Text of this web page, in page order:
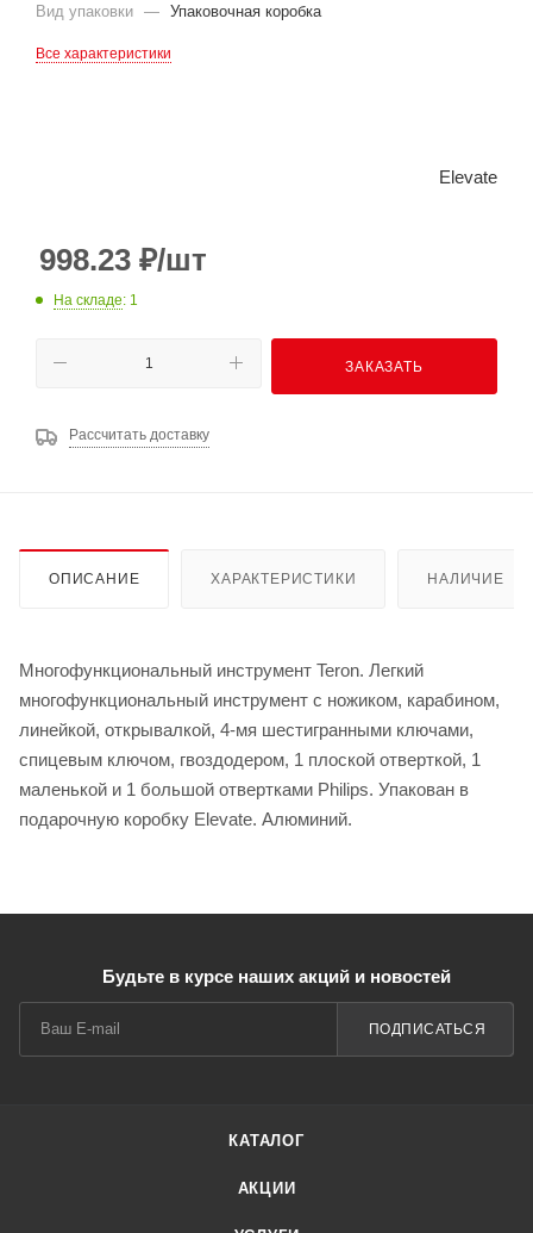
Вид упаковки — Упаковочная коробка
Все характеристики
Elevate
998.23 ₽/шт
На складе: 1
ЗАКАЗАТЬ
Рассчитать доставку
ОПИСАНИЕ ХАРАКТЕРИСТИКИ НАЛИЧИЕ
Многофункциональный инструмент Teron. Легкий
многофункциональный инструмент с ножиком, карабином,
линейкой, открывалкой, 4-мя шестигранными ключами,
спицевым ключом, гвоздодером, 1 плоской отверткой, 1
маленькой и 1 большой отвертками Philips. Упакован в
подарочную коробку Elevate. Алюминий.
Будьте в курсе наших акций и новостей
ПОДПИСАТЬСЯ
КАТАЛОГ
АКЦИИ